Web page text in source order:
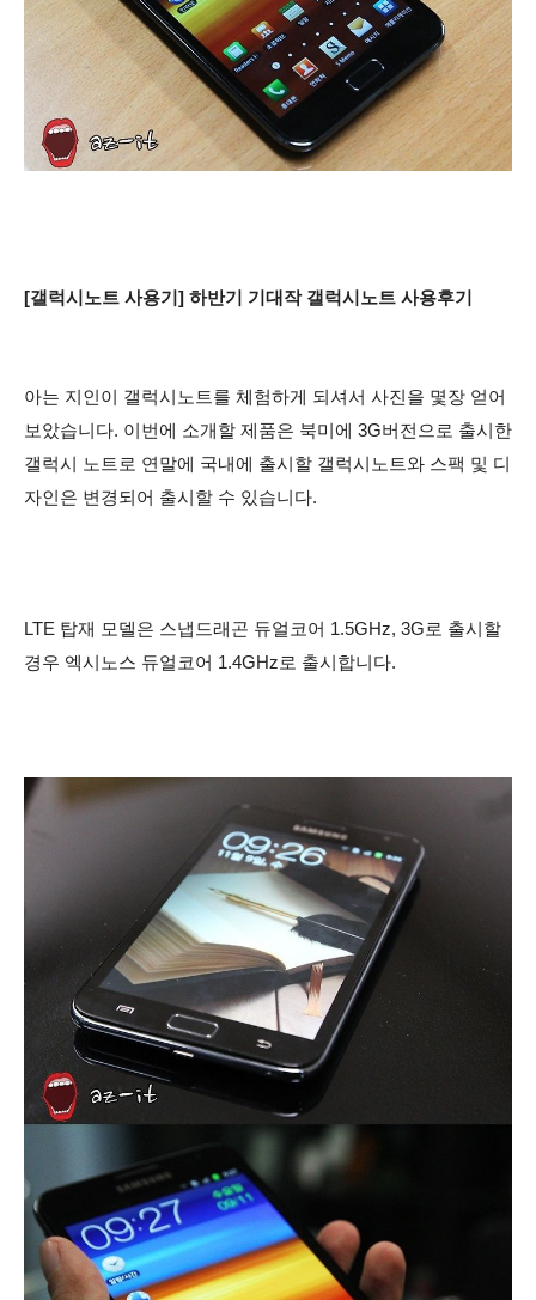
[갤럭시노트 사용기] 하반기 기대작 갤럭시노트 사용후기
아는 지인이 갤럭시노트를 체험하게 되셔서 사진을 몇장 얻어
보았습니다. 이번에 소개할 제품은 북미에 3G버전으로 출시한
갤럭시 노트로 연말에 국내에 출시할 갤럭시노트와 스팩 및 디
자인은 변경되어 출시할 수 있습니다.
LTE 탑재 모델은 스냅드래곤 듀얼코어 1.5GHz, 3G로 출시할
경우 엑시노스 듀얼코어 1.4GHz로 출시합니다.